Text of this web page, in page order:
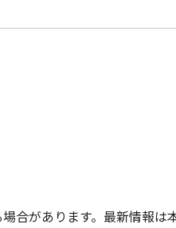
合があります。最新情報は